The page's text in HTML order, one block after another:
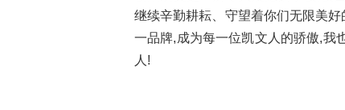
继续辛勤耕耘、守望着你们无限美
一品牌,成为每一位凯文人的骄傲,我
人!